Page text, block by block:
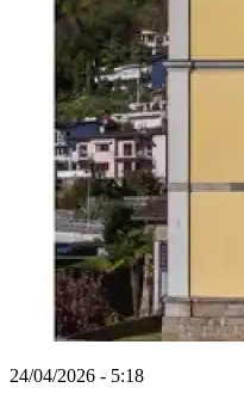
24/04/2026 - 5:18